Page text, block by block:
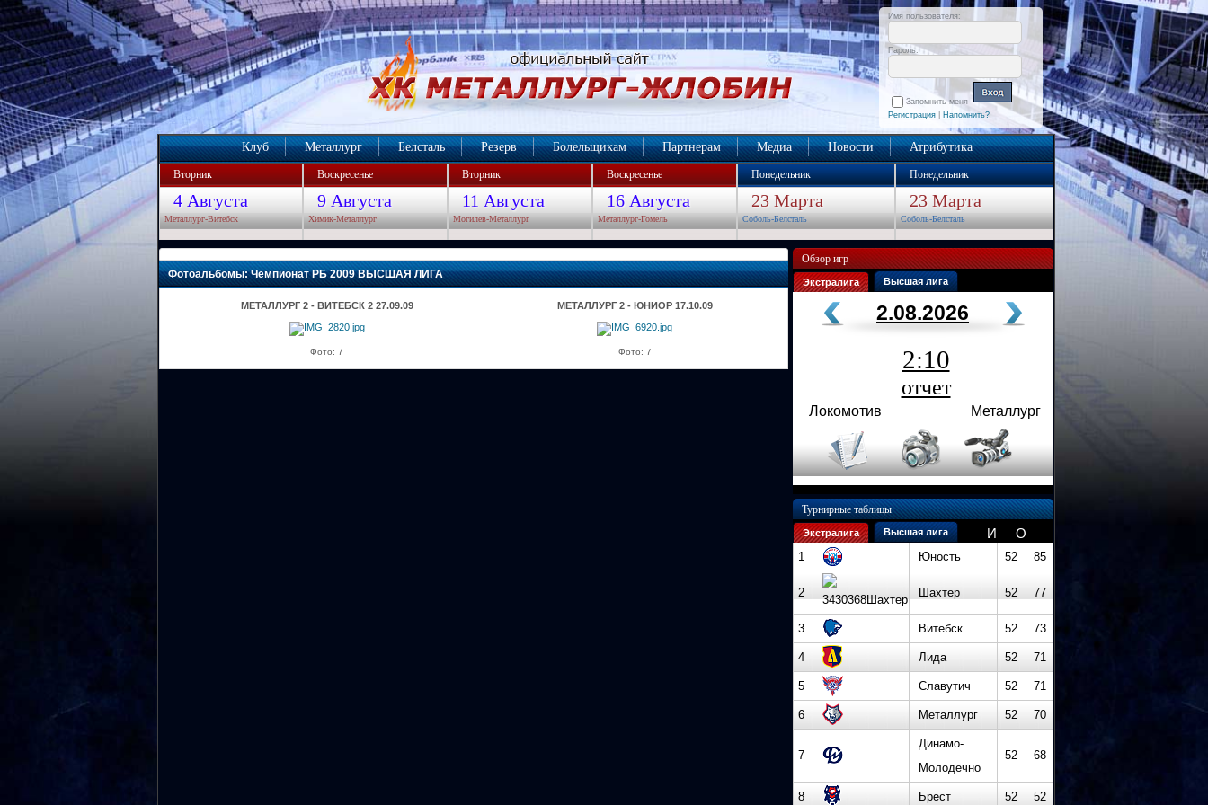
Имя пользователя:
Пароль:
Запомнить меня
Регистрация| Напомнить?
Клуб Металлург Белсталь Резерв Болельщикам Партнерам Медиа Новости Атрибутика
Вторник Воскресенье Вторник Воскресенье Понедельник Понедельник
4 Августа 9 Августа 11 Августа 16 Августа 23 Марта 23 Марта
Металлург-Витебск Химик-Металлург Могилев-Металлург Металлург-Гомель Соболь-Белсталь Соболь-Белсталь
Фотоальбомы: Чемпионат РБ 2009 ВЫСШАЯ ЛИГА
МЕТАЛЛУРГ 2 - ВИТЕБСК 2 27.09.09
Фото: 7
МЕТАЛЛУРГ 2 - ЮНИОР 17.10.09
Фото: 7
Обзор игр
Экстралига Высшая лига
2.08.2026
2:10
отчет
Локомотив Металлург
Турнирные таблицы
Экстралига Высшая лига И О
1 Юность 52 85
2 Шахтер 52 77
3 Витебск 52 73
4 Лида 52 71
5 Славутич 52 71
6 Металлург 52 70
7
Динамо-
Молодечно
52 68
8 Брест 52 52